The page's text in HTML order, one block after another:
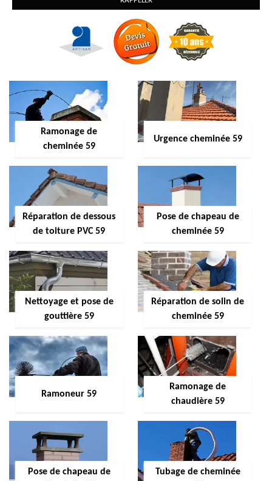
Ramonage de
cheminée 59
Urgence cheminée 59
Réparation de dessous
de toiture PVC 59
Pose de chapeau de
cheminée 59
Nettoyage et pose de
gouttière 59
Réparation de solin de
cheminée 59
Ramoneur 59
Ramonage de
chaudière 59
Pose de chapeau de
Tubage de cheminée